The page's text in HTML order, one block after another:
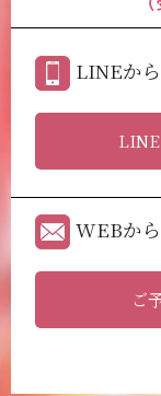
LINEか
LINE
WEBか
ご